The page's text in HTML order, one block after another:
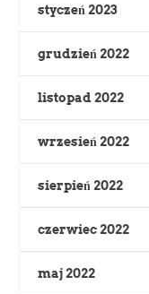
styczeń 2023
grudzień 2022
listopad 2022
wrzesień 2022
sierpień 2022
czerwiec 2022
maj 2022